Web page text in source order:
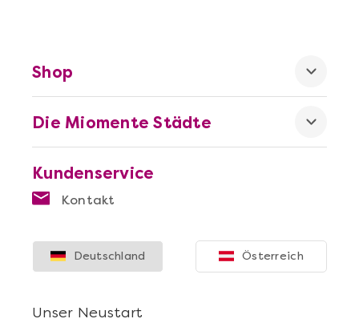
Kundenservice
Kontakt
Die Miomente Städte
Shop
Unser Neustart
Deutschland Österreich